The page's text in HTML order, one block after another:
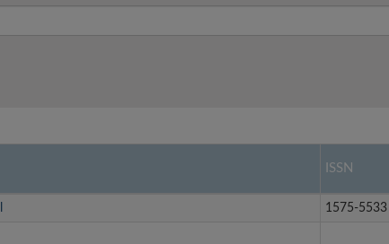
ISSN
1575-5533